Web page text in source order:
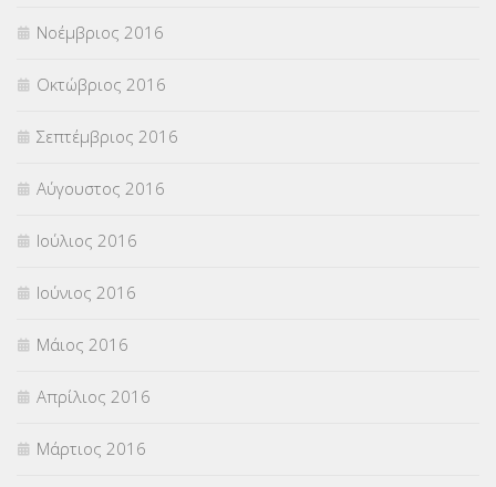
Νοέμβριος 2016
Οκτώβριος 2016
Σεπτέμβριος 2016
Αύγουστος 2016
Ιούλιος 2016
Ιούνιος 2016
Μάιος 2016
Απρίλιος 2016
Μάρτιος 2016